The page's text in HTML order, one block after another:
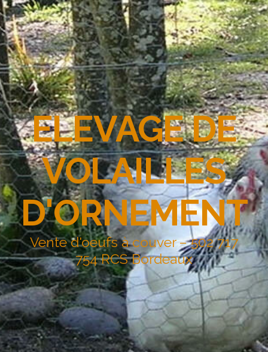
ELEVAGE DE
VOLAILLES
D'ORNEMENT
Vente d'oeufs à couver – 502 717
754 RCS Bordeaux